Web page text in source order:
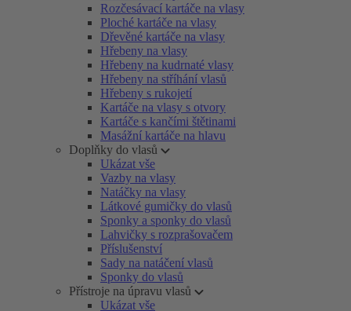
Rozčesávací kartáče na vlasy
Ploché kartáče na vlasy
Dřevěné kartáče na vlasy
Hřebeny na vlasy
Hřebeny na kudrnaté vlasy
Hřebeny na stříhání vlasů
Hřebeny s rukojetí
Kartáče na vlasy s otvory
Kartáče s kančími štětinami
Masážní kartáče na hlavu
Doplňky do vlasů
Ukázat vše
Vazby na vlasy
Natáčky na vlasy
Látkové gumičky do vlasů
Sponky a sponky do vlasů
Lahvičky s rozprašovačem
Příslušenství
Sady na natáčení vlasů
Sponky do vlasů
Přístroje na úpravu vlasů
Ukázat vše